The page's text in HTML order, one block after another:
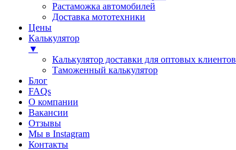
Растаможка автомобилей
Доставка мототехники
Цены
Калькулятор
▼
Калькулятор доставки для оптовых клиентов
Таможенный калькулятор
Блог
FAQs
О компании
Вакансии
Отзывы
Мы в Instagram
Контакты